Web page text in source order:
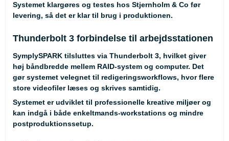
Systemet klargøres og testes hos Stjernholm & Co før
levering, så det er klar til brug i produktionen.
Thunderbolt 3 forbindelse til arbejdsstationen
SymplySPARK tilsluttes via Thunderbolt 3, hvilket giver
høj båndbredde mellem RAID-system og computer. Det
gør systemet velegnet til redigeringsworkflows, hvor flere
store videofiler læses og skrives samtidig.
Systemet er udviklet til professionelle kreative miljøer og
kan indgå i både enkeltmands-workstations og mindre
postproduktionssetup.